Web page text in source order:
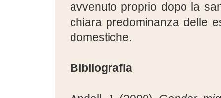
avvenuto proprio dopo la
chiara predominanza delle
domestiche.
Bibliografia